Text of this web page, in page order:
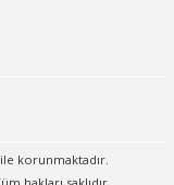
korunmaktadır.